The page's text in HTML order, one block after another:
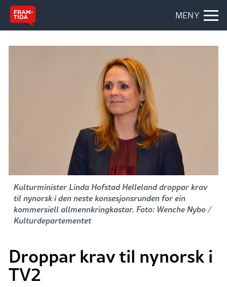
MENY
Kulturminister Linda Hofstad Helleland droppar krav
til nynorsk i den neste konsesjonsrunden for ein
kommersiell allmennkringkastar. Foto: Wenche Nybo /
Kulturdepartementet
Droppar krav til nynorsk i
TV2